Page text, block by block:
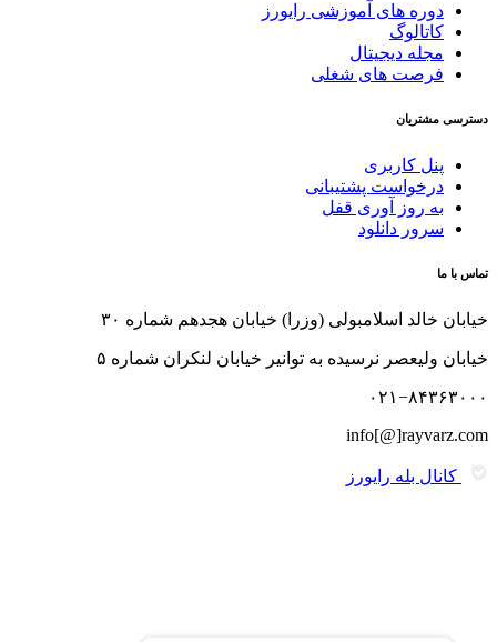
دوره های آموزشی رایورز
کاتالوگ
مجله دیجیتال
فرصت های شغلی
دسترسی مشتریان
پنل کاربری
درخواست پشتیبانی
به روز آوری قفل
سرور دانلود
تماس با ما
خیابان خالد اسلامبولی (وزرا) خیابان هجدهم شماره ۳۰
خیابان ولیعصر نرسیده به توانیر خیابان لنکران شماره ۵
۰۲۱−۸۴۳۶۳۰۰۰
info[@]rayvarz.com
کانال بله رایورز